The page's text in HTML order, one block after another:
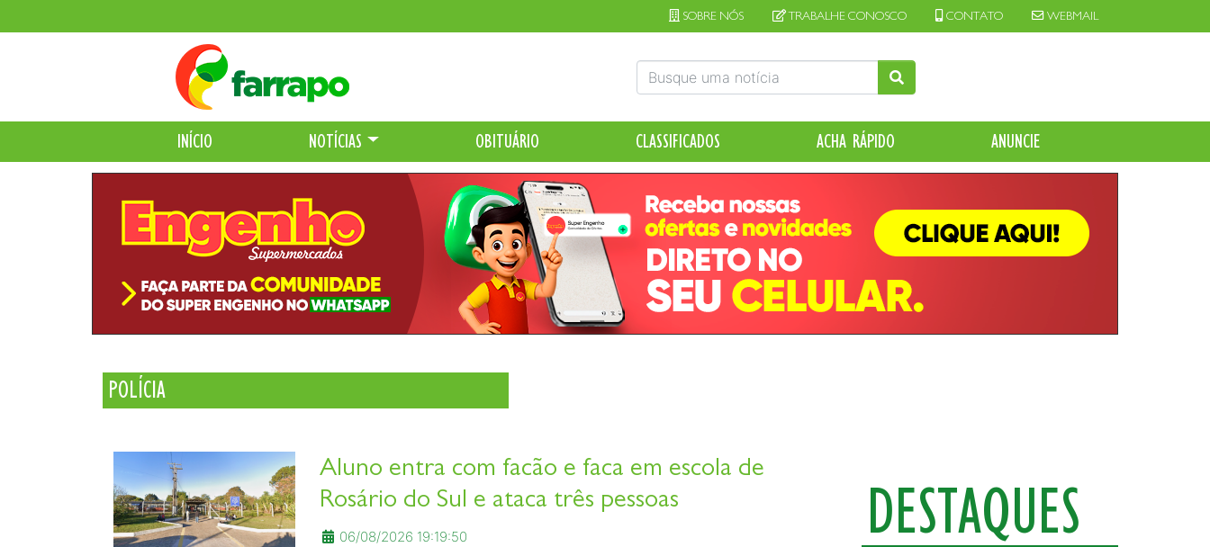
SOBRE NÓS TRABALHE CONOSCO CONTATO WEBMAIL
INÍCIO NOTÍCIAS OBITUÁRIO CLASSIFICADOS ACHA RÁPIDO ANUNCIE
POLÍCIA
Aluno entra com facão e faca em escola de
Rosário do Sul e ataca três pessoas
06/08/2026 19:19:50 DESTAQUES